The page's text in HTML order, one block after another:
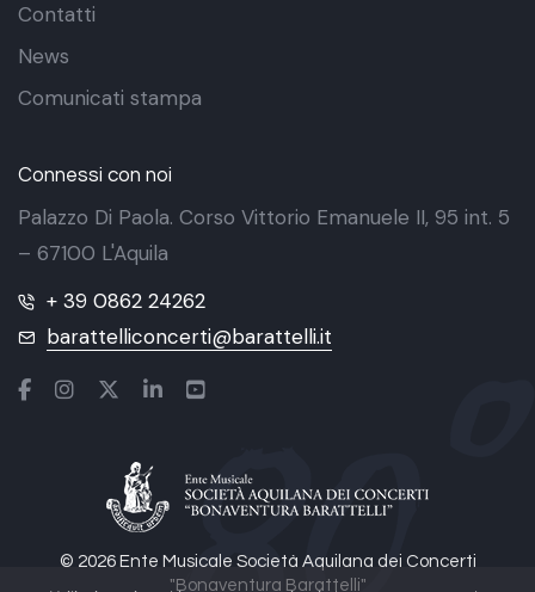
© 2026 Ente Musicale Società Aquilana dei Concerti
"Bonaventura Barattelli"
Contatti
News
Comunicati stampa
Connessi con noi
Palazzo Di Paola. Corso Vittorio Emanuele II, 95 int. 5
– 67100 L'Aquila
+ 39 0862 24262
barattelliconcerti@barattelli.it